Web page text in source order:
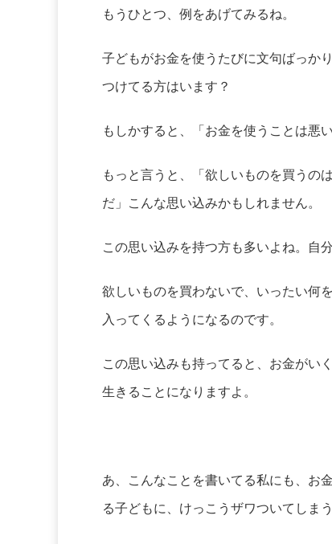
もうひとつ、例をあげてみるね。
子どもがお金を使うたびに文句ばっか
つけてる方はいます？
もしかすると、「お金を使うことは悪
もっと言うと、「欲しいものを買うの
だ」こんな思い込みかもしれません。
この思い込みを持つ方も多いよね。自
欲しいものを買わないで、いったい何
入ってくるようになるのです。
この思い込みも持ってると、お金がい
生きることになりますよ。
あ、こんなことを書いてる私にも、お
る子どもに、けっこうザワついてしまう